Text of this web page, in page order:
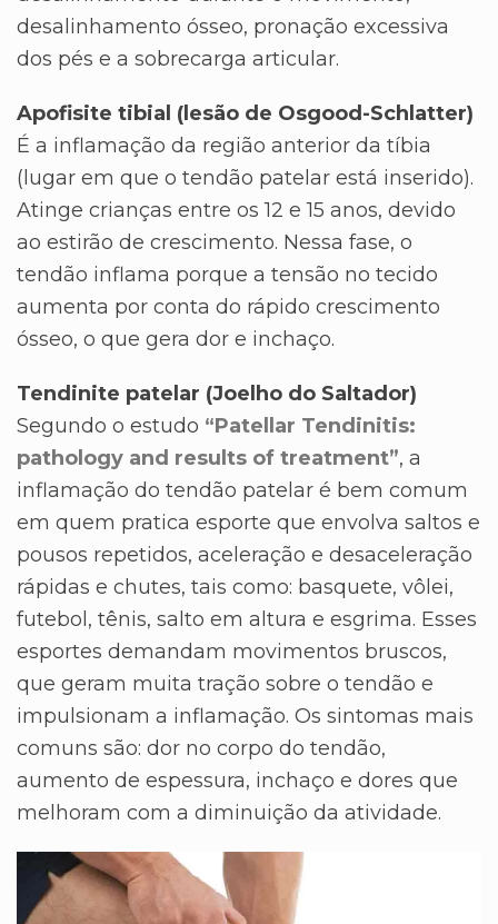
desalinhamento ósseo, pronação excessiva
dos pés e a sobrecarga articular.
Apofisite tibial (lesão de Osgood-Schlatter)
É a inflamação da região anterior da tíbia
(lugar em que o tendão patelar está inserido).
Atinge crianças entre os 12 e 15 anos, devido
ao estirão de crescimento. Nessa fase, o
tendão inflama porque a tensão no tecido
aumenta por conta do rápido crescimento
ósseo, o que gera dor e inchaço.
Tendinite patelar (Joelho do Saltador)
Segundo o estudo “Patellar Tendinitis:
pathology and results of treatment”, a
inflamação do tendão patelar é bem comum
em quem pratica esporte que envolva saltos e
pousos repetidos, aceleração e desaceleração
rápidas e chutes, tais como: basquete, vôlei,
futebol, tênis, salto em altura e esgrima. Esses
esportes demandam movimentos bruscos,
que geram muita tração sobre o tendão e
impulsionam a inflamação. Os sintomas mais
comuns são: dor no corpo do tendão,
aumento de espessura, inchaço e dores que
melhoram com a diminuição da atividade.